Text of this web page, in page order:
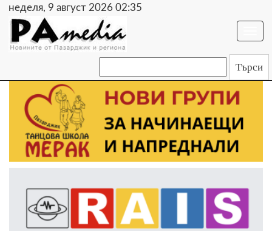
неделя, 9 август 2026 02:35